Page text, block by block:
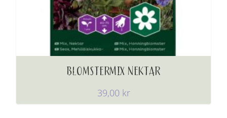
BLOMSTERMIX NEKTAR
39,00 kr